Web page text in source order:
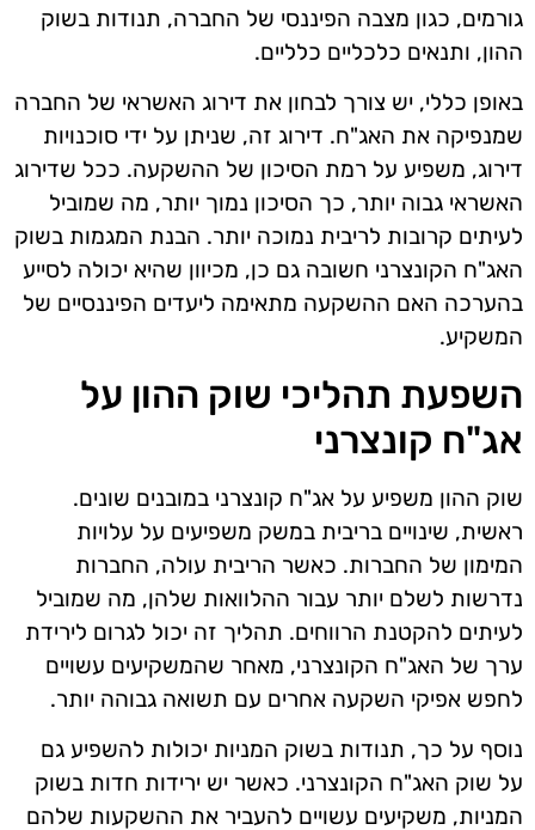
גורמים, כגון מצבה הפיננסי של החברה, תנודות בשוק
ההון, ותנאים כלכליים כלליים.
באופן כללי, יש צורך לבחון את דירוג האשראי של החברה
שמנפיקה את האג"ח. דירוג זה, שניתן על ידי סוכנויות
דירוג, משפיע על רמת הסיכון של ההשקעה. ככל שדירוג
האשראי גבוה יותר, כך הסיכון נמוך יותר, מה שמוביל
לעיתים קרובות לריבית נמוכה יותר. הבנת המגמות בשוק
האג"ח הקונצרני חשובה גם כן, מכיוון שהיא יכולה לסייע
בהערכה האם ההשקעה מתאימה ליעדים הפיננסיים של
המשקיע.
השפעת תהליכי שוק ההון על
אג"ח קונצרני
שוק ההון משפיע על אג"ח קונצרני במובנים שונים.
ראשית, שינויים בריבית במשק משפיעים על עלויות
המימון של החברות. כאשר הריבית עולה, החברות
נדרשות לשלם יותר עבור ההלוואות שלהן, מה שמוביל
לעיתים להקטנת הרווחים. תהליך זה יכול לגרום לירידת
ערך של האג"ח הקונצרני, מאחר שהמשקיעים עשויים
לחפש אפיקי השקעה אחרים עם תשואה גבוהה יותר.
נוסף על כך, תנודות בשוק המניות יכולות להשפיע גם
על שוק האג"ח הקונצרני. כאשר יש ירידות חדות בשוק
המניות, משקיעים עשויים להעביר את ההשקעות שלהם